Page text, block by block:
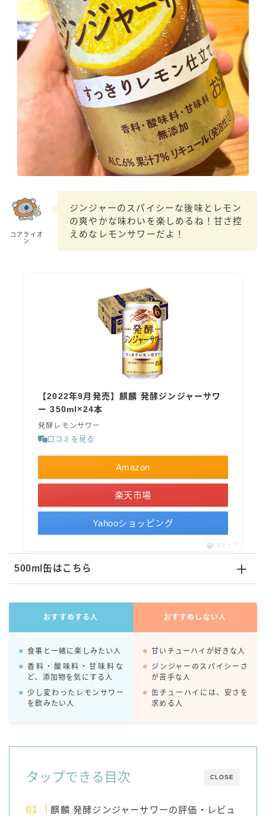
贅沢搾り
樽ハイ倶楽部
ザ・レモンクラフト
ザ・カクテルクラフト
Slat(すらっと）
月庵
クリアクーラー
FRUITZER (フルーツァー）
濃いめのレモンサワー
99.99（フォーナイン）
レモン・ザ・リッチ
男梅サワー
WATER SOUR(ウォーターサワ)
焼酎ハイボール
タカラCANチューハイ
極上レモンサワー
極上フルーツサワー
すみか
タンチュー
コカ・コーラ
ちゅらWATTA
その他メーカー
お得情報
Amazon
運営者情報
コアライオ
ン
ジンジャーのスパイシーな後味とレモン
の爽やかな味わいを楽しめるね！甘さ控
えめなレモンサワーだよ！
【2022年9月発売】麒麟 発酵ジンジャーサワ
ー 350ml×24本
発酵レモンサワー
口コミを見る
Amazon
楽天市場
Yahooショッピング
ポチップ
500ml缶はこちら
おすすめする人 おすすめしない人
食事と一緒に楽しみたい人
香料・酸味料・甘味料な
ど、添加物を気にする人
少し変わったレモンサワー
を飲みたい人
甘いチューハイが好きな人
ジンジャーのスパイシーさ
が苦手な人
缶チューハイには、安さを
求める人
CLOSE
タップできる目次
麒麟 発酵ジンジャーサワーの評価・レビュ